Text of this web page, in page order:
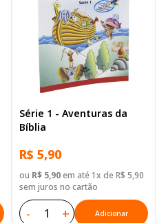
Série 1 - Aventuras da
Bíblia
R$ 5,90
ou R$ 5,90em até 1x de R$ 5,90
sem juros no cartão
- + Adicionar